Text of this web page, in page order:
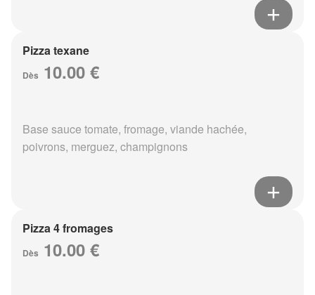
Pizza texane
Dès 10.00 €
Base sauce tomate, fromage, viande hachée,
poivrons, merguez, champignons
Pizza 4 fromages
Dès 10.00 €